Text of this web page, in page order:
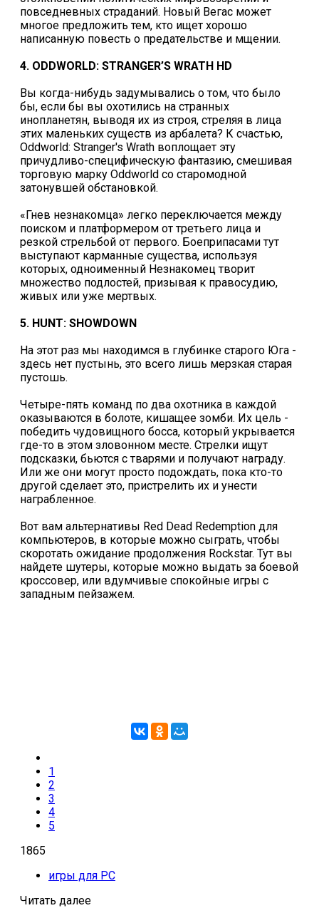
повседневных страданий. Новый Вегас может
многое предложить тем, кто ищет хорошо
написанную повесть о предательстве и мщении.
4. ODDWORLD: STRANGER’S WRATH HD
Вы когда-нибудь задумывались о том, что было
бы, если бы вы охотились на странных
инопланетян, выводя их из строя, стреляя в лица
этих маленьких существ из арбалета? К счастью,
Oddworld: Stranger's Wrath воплощает эту
причудливо-специфическую фантазию, смешивая
торговую марку Oddworld со старомодной
затонувшей обстановкой.
«Гнев незнакомца» легко переключается между
поиском и платформером от третьего лица и
резкой стрельбой от первого. Боеприпасами тут
выступают карманные существа, используя
которых, одноименный Незнакомец творит
множество подлостей, призывая к правосудию,
живых или уже мертвых.
5. HUNT: SHOWDOWN
На этот раз мы находимся в глубинке старого Юга -
здесь нет пустынь, это всего лишь мерзкая старая
пустошь.
Четыре-пять команд по два охотника в каждой
оказываются в болоте, кишащее зомби. Их цель -
победить чудовищного босса, который укрывается
где-то в этом зловонном месте. Стрелки ищут
подсказки, бьются с тварями и получают награду.
Или же они могут просто подождать, пока кто-то
другой сделает это, пристрелить их и унести
награбленное.
Вот вам альтернативы Red Dead Redemption для
компьютеров, в которые можно сыграть, чтобы
скоротать ожидание продолжения Rockstar. Тут вы
найдете шутеры, которые можно выдать за боевой
кроссовер, или вдумчивые спокойные игры с
западным пейзажем.
1
2
3
4
5
1865
игры для PC
Читать далее